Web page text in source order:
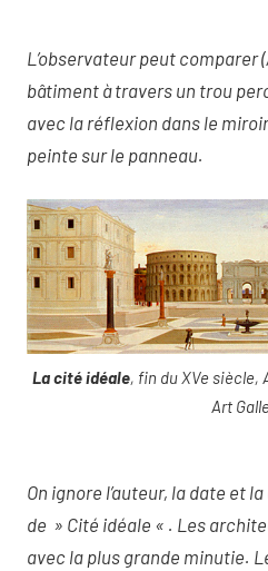
L’observateur peut comparer
bâtiment à travers un trou
avec la réflexion dans le
peinte sur le panneau.
La cité idéale, fin du XVe siècle,
Art
On ignore l’auteur, la date et
de » Cité idéale « . Les
avec la plus grande minutie.